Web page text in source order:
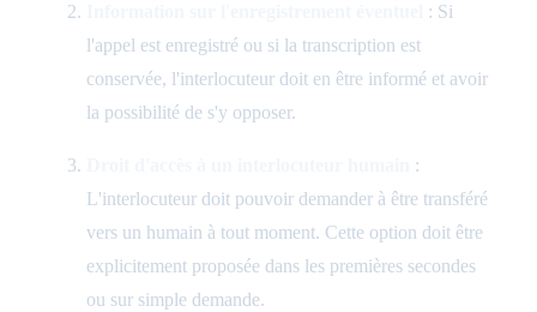
: Si
l'appel est enregistré ou si la transcription est
conservée, l'interlocuteur doit en être informé et avoir
la possibilité de s'y opposer.
:
L'interlocuteur doit pouvoir demander à être transféré
vers un humain à tout moment. Cette option doit être
explicitement proposée dans les premières secondes
ou sur simple demande.